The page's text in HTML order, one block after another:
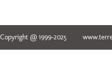
Copyright @ 1999-2025